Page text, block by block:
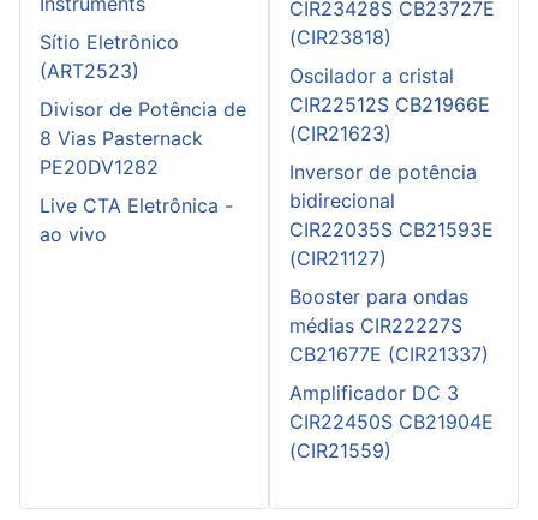
Sítio Eletrônico
(ART2523)
Divisor de Potência de
8 Vias Pasternack
PE20DV1282
Live CTA Eletrônica -
ao vivo
CIR23428S CB23727E
(CIR23818)
Oscilador a cristal
CIR22512S CB21966E
(CIR21623)
Inversor de potência
bidirecional
CIR22035S CB21593E
(CIR21127)
Booster para ondas
médias CIR22227S
CB21677E (CIR21337)
Amplificador DC 3
CIR22450S CB21904E
(CIR21559)